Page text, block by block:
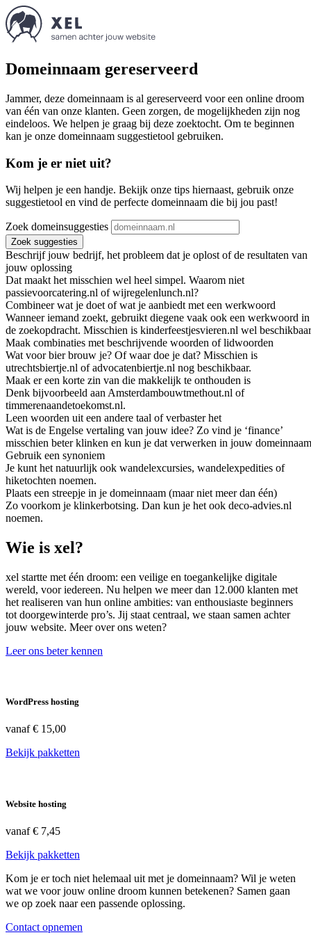
Domeinnaam gereserveerd
Jammer, deze domeinnaam is al gereserveerd voor een online droom
van één van onze klanten. Geen zorgen, de mogelijkheden zijn nog
eindeloos. We helpen je graag bij deze zoektocht. Om te beginnen
kan je onze domeinnaam suggestietool gebruiken.
Kom je er niet uit?
Wij helpen je een handje. Bekijk onze tips hiernaast, gebruik onze
suggestietool en vind de perfecte domeinnaam die bij jou past!
Zoek domeinsuggesties
Zoek suggesties
Beschrijf jouw bedrijf, het probleem dat je oplost of de resultaten van
jouw oplossing
Dat maakt het misschien wel heel simpel. Waarom niet
passievoorcatering.nl of wijregelenlunch.nl?
Combineer wat je doet of wat je aanbiedt met een werkwoord
Wanneer iemand zoekt, gebruikt diegene vaak ook een werkwoord in
de zoekopdracht. Misschien is kinderfeestjesvieren.nl wel
Maak combinaties met beschrijvende woorden of lidwoorden
Wat voor bier brouw je? Of waar doe je dat? Misschien is
utrechtsbiertje.nl of advocatenbiertje.nl nog beschikbaar.
Maak er een korte zin van die makkelijk te onthouden is
Denk bijvoorbeeld aan Amsterdambouwtmethout.nl of
timmerenaandetoekomst.nl.
Leen woorden uit een andere taal of verbaster het
Wat is de Engelse vertaling van jouw idee? Zo vind je ‘finance’
misschien beter klinken en kun je dat verwerken in jouw
Gebruik een synoniem
Je kunt het natuurlijk ook wandelexcursies, wandelexpedities of
hiketochten noemen.
Plaats een streepje in je domeinnaam (maar niet meer dan één)
Zo voorkom je klinkerbotsing. Dan kun je het ook deco-advies.nl
noemen.
Wie is xel?
xel startte met één droom: een veilige en toegankelijke digitale
wereld, voor iedereen. Nu helpen we meer dan 12.000 klanten met
het realiseren van hun online ambities: van enthousiaste beginners
tot doorgewinterde pro’s. Jij staat centraal, we staan samen achter
jouw website. Meer over ons weten?
Leer ons beter kennen
WordPress hosting
vanaf€ 15,00
Bekijk pakketten
Website hosting
vanaf€ 7,45
Bekijk pakketten
Kom je er toch niet helemaal uit met je domeinnaam? Wil je weten
wat we voor jouw online droom kunnen betekenen? Samen gaan
we op zoek naar een passende oplossing.
Contact opnemen